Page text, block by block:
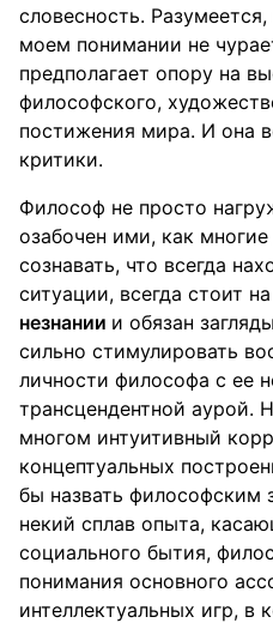
словесность.
моем понимании не
предполагает опору на
философского,
постижения мира. И она
критики.
Философ не просто
озабочен ими, как
сознавать, что всегда
ситуации, всегда стоит
незнании и обязан
сильно стимулировать
личности философа с ее
трансцендентной аурой.
многом интуитивный
концептуальных
бы назвать
некий сплав опыта,
социального бытия,
понимания основного
интеллектуальных игр, в